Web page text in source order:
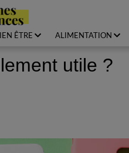
ÊTRE ALIMENTATION
utile ?